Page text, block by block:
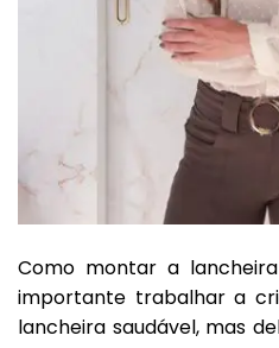
Como montar a
importante trabalhar a
lancheira saudável, mas